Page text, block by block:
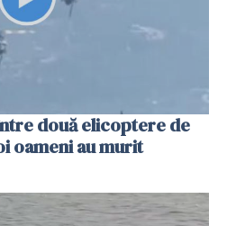
două elicoptere de
oameni au murit